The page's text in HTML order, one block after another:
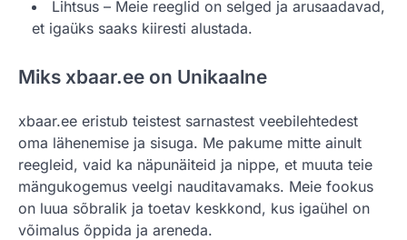
Lihtsus – Meie reeglid on selged ja arusaadavad,
et igaüks saaks kiiresti alustada.
Miks xbaar.ee on Unikaalne
xbaar.ee eristub teistest sarnastest veebilehtedest
oma lähenemise ja sisuga. Me pakume mitte ainult
reegleid, vaid ka näpunäiteid ja nippe, et muuta teie
mängukogemus veelgi nauditavamaks. Meie fookus
on luua sõbralik ja toetav keskkond, kus igaühel on
võimalus õppida ja areneda.